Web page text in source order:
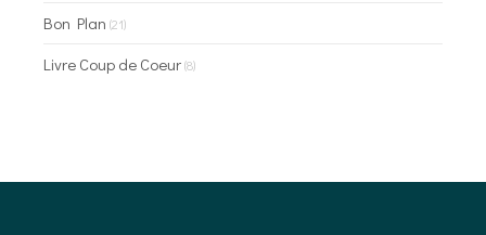
Bon Plan (21)
Livre Coup de Coeur(8)